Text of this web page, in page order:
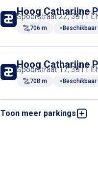
Hoog Catharijne
Spoorstraat 22, 3511
706 m Beschikbaar
Hoog Catharijne
Spoorstraat 17, 3511
708 m Beschikbaar
Toon meer parkings
Hoog Catharijne P4